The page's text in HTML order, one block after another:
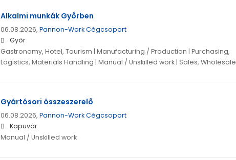
Alkalmi munkák Győrben
06.08.2026, Pannon-Work Cégcsoport
Győr
Gastronomy, Hotel, Tourism | Manufacturing / Production | Purchasing,
Logistics, Materials Handling | Manual / Unskilled work | Sales, Wholesale
Gyártósori összeszerelő
06.08.2026, Pannon-Work Cégcsoport
Kapuvár
Manual / Unskilled work